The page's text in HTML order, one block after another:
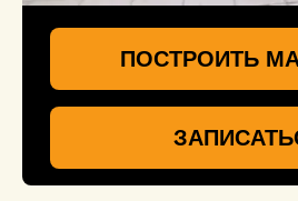
ПОСТРОИТЬ